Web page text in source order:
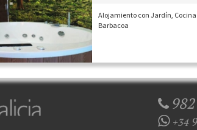
Alojamiento con Jardín,
Barbacoa
+34